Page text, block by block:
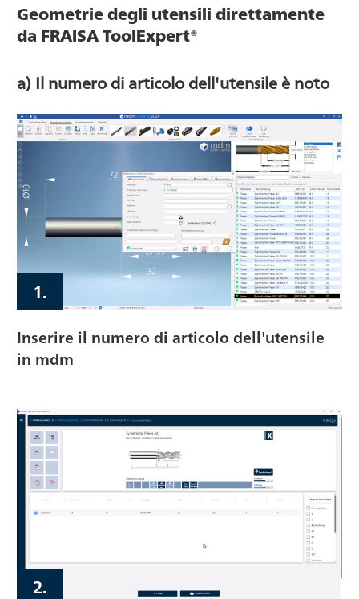
Geometrie degli utensili direttamente
da FRAISA ToolExpert®
a) Il numero di articolo dell'utensile è noto
1.
Inserire il numero di articolo dell'utensile
in mdm
2.